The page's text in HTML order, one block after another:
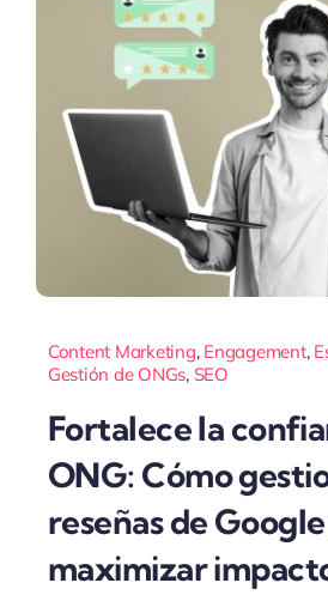
Content Marketing, Engagement,
Gestión de ONGs, SEO
Fortalece la
ONG: Cómo
reseñas de
maximizar